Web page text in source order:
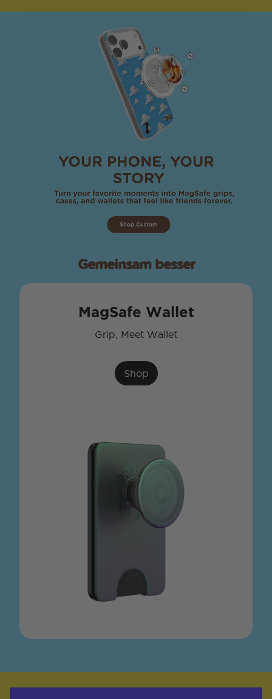
Gemeinsam besser
MagSafe Wallet
Grip, Meet Wallet
Shop